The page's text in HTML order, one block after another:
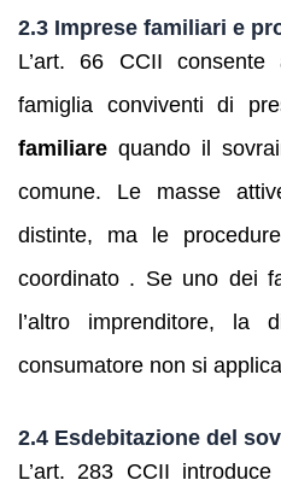
2.3 Imprese familiari e
L’art. 66 CCII
famiglia conviventi di
familiare quando il
comune. Le masse
distinte, ma le
coordinato . Se uno dei
l’altro imprenditore, la
consumatore non si
2.4 Esdebitazione del
L’art. 283 CCII